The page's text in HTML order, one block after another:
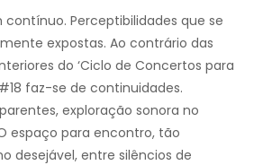
contínuo. Perceptibilidades que se
expostas. Ao contrário das
do ‘Ciclo de Concertos para
#18 faz-se de continuidades.
exploração sonora no
espaço para encontro, tão
desejável, entre silêncios de